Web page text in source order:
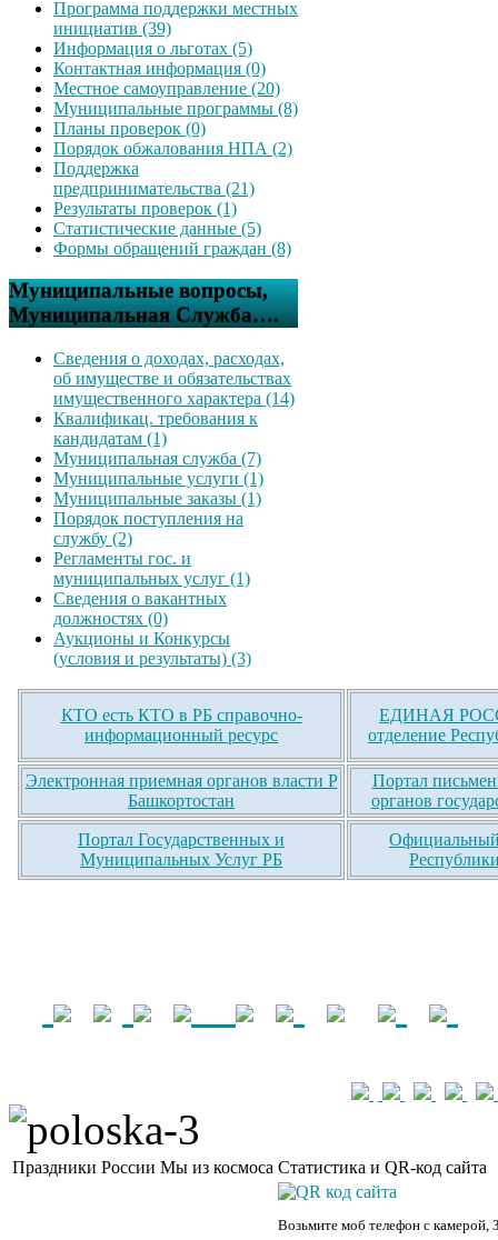
Программа поддержки местных
инициатив (39)
Информация о льготах (5)
Контактная информация (0)
Местное самоуправление (20)
Муниципальные программы (8)
Планы проверок (0)
Порядок обжалования НПА (2)
Поддержка
предпринимательства (21)
Результаты проверок (1)
Статистические данные (5)
Формы обращений граждан (8)
Муниципальные вопросы,
Муниципальная Служба….
Сведения о доходах, расходах,
об имуществе и обязательствах
имущественного характера (14)
Квалификац. требования к
кандидатам (1)
Муниципальная служба (7)
Муниципальные услуги (1)
Муниципальные заказы (1)
Порядок поступления на
службу (2)
Регламенты гос. и
муниципальных услуг (1)
Сведения о вакантных
должностях (0)
Аукционы и Конкурсы
(условия и результаты) (3)
КТО есть КТО в РБ справочно-
информационный ресурс
ЕДИНАЯ
отделение
Электронная приемная органов власти Р
Башкортостан
Портал
органов
Портал Государственных и
Муниципальных Услуг РБ
Официальный
Праздники России Мы из космоса Статистика и QR-код сайта
Возьмите моб телефон с камерой,